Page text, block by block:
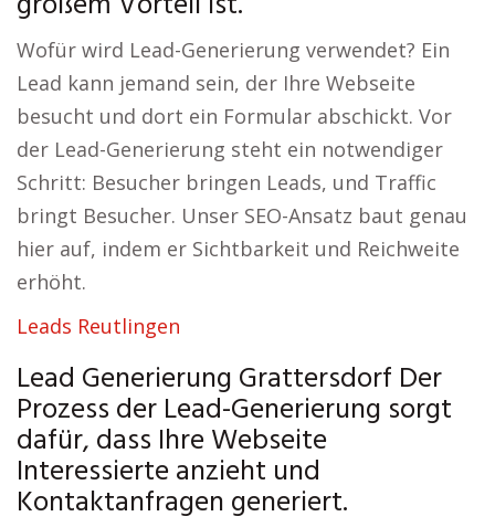
Wofür wird Lead-Generierung verwendet? Ein
Lead kann jemand sein, der Ihre Webseite
besucht und dort ein Formular abschickt. Vor
der Lead-Generierung steht ein notwendiger
Schritt: Besucher bringen Leads, und Traffic
bringt Besucher. Unser SEO-Ansatz baut genau
hier auf, indem er Sichtbarkeit und Reichweite
erhöht.
Leads Reutlingen
Lead Generierung Grattersdorf Der
Prozess der Lead-Generierung sorgt
dafür, dass Ihre Webseite
Interessierte anzieht und
Kontaktanfragen generiert.